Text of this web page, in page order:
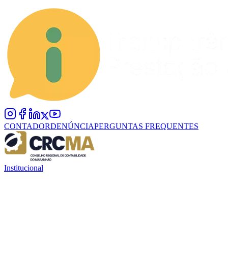
CONTADORDENÚNCIAPERGUNTAS FREQUENTES
Institucional